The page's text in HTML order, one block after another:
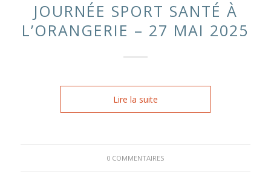
JOURNÉE SPORT SANTÉ À
L’ORANGERIE – 27 MAI 2025
Lire la suite
0 COMMENTAIRES